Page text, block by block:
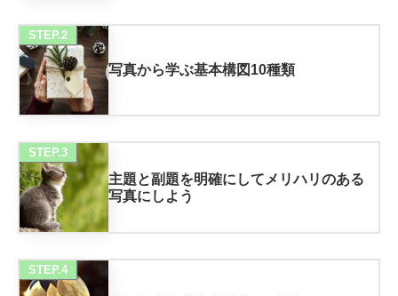
STEP.2
写真から学ぶ基本構図10種類
STEP.3
主題と副題を明確にしてメリハリのある
写真にしよう
STEP.4